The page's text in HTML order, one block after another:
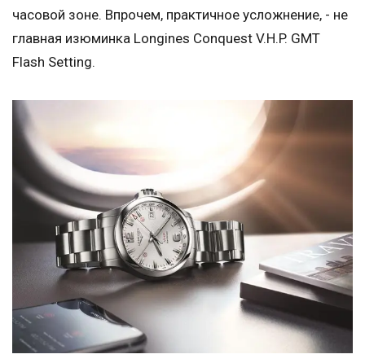
часовой зоне. Впрочем, практичное усложнение, - не
главная изюминка Longines Conquest V.H.P. GMT
Flash Setting.